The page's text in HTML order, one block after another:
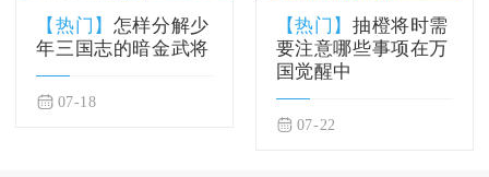
【热门】 怎样分解少
年三国志的暗金武将
07-18
【热门】抽橙将时需
要注意哪些事项在万
国觉醒中
07-22